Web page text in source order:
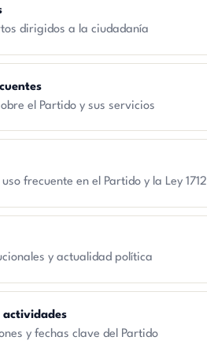
dirigidos a la ciudadanía
el Partido y sus servicios
frecuente en el Partido y la Ley 1712
y actualidad política
actividades
y fechas clave del Partido